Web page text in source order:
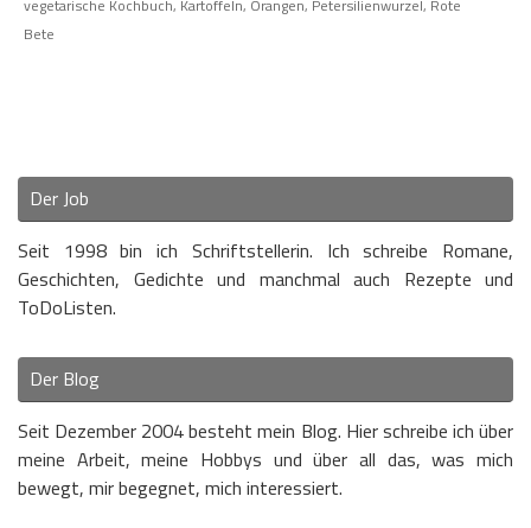
vegetarische Kochbuch, Kartoffeln, Orangen, Petersilienwurzel, Rote
Bete
Der Job
Seit 1998 bin ich Schriftstellerin. Ich schreibe Romane,
Geschichten, Gedichte und manchmal auch Rezepte und
ToDoListen.
Der Blog
Seit Dezember 2004 besteht mein Blog. Hier schreibe ich über
meine Arbeit, meine Hobbys und über all das, was mich
bewegt, mir begegnet, mich interessiert.